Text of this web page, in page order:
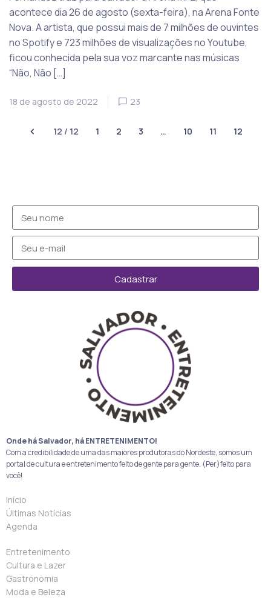
acontece dia 26 de agosto (sexta-feira), na Arena Fonte
Nova. A artista, que possui mais de 7 milhões de ouvintes
no Spotify e 723 milhões de visualizações no Youtube,
ficou conhecida pela sua voz marcante nas músicas
“Não, Não […]
18 de agosto de 2022 23
12 / 12 1 2 3 … 10 11 12
Cadastrar
Onde há Salvador, há ENTRETENIMENTO!
Com a credibilidade de uma das maiores produtoras do Nordeste, somos um
portal de cultura e entretenimento feito de gente para gente. (Per)feito para
você!
Início
Últimas Notícias
Agenda
Entretenimento
Cultura e Lazer
Gastronomia
Moda e Beleza